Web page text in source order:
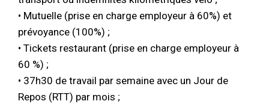
• Mutuelle (prise en charge employeur à 60%) et
prévoyance (100%) ;
• Tickets restaurant (prise en charge employeur à
60 %) ;
• 37h30 de travail par semaine avec un Jour de
Repos (RTT) par mois ;